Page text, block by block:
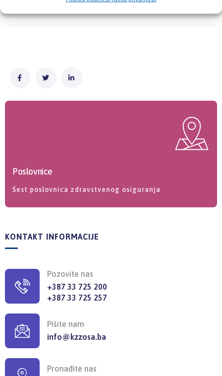
Poslovnice
Šest poslovnica zdravstvenog osiguranja
KONTAKT INFORMACIJE
Pozovite nas
+387 33 725 200
+387 33 725 257
Pišite nam
info@kzzosa.ba
Pronađite nas